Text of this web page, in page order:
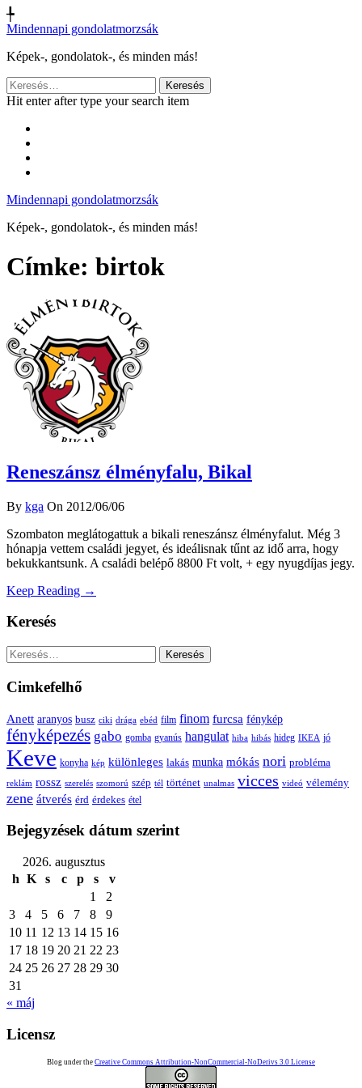
╄
Mindennapi gondolatmorzsák
Képek-, gondolatok-, és minden más!
Keresés:
Hit enter after type your search item
Mindennapi gondolatmorzsák
Képek-, gondolatok-, és minden más!
Címke: birtok
Reneszánsz élményfalu, Bikal
By kga On 2012/06/06
Szombaton meglátogattuk a bikali reneszánsz élményfalut. Még 3
hónapja vettem családi jegyet, és ideálisnak tűnt az idő arra, hogy
bekukkantsunk. A családi belépő 8800 Ft volt, + egy nyugdíjas jegy.
Keep Reading →
Keresés
Keresés:
Cimkefelhő
Anett aranyos busz ciki drága ebéd film finom furcsa fénykép
fényképezés gabo gomba gyanús hangulat hiba hibás hideg IKEA jó
Keve konyha kép különleges lakás munka mókás nori probléma
reklám rossz szerelés szomorú szép tél történet unalmas vicces videó vélemény
zene átverés érd érdekes étel
Bejegyzések dátum szerint
2026. augusztus
h K s c p s
v
1
2
3
4 5 6 7 8
9
10 11 12 13 14 15 16
17 18 19 20 21 22 23
24 25 26 27 28 29 30
31
« máj
Licensz
Blog under the Creative Commons Attribution-NonCommercial-NoDerivs 3.0 License